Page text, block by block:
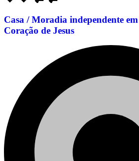
Casa / Moradia independente
Coração de Jesus